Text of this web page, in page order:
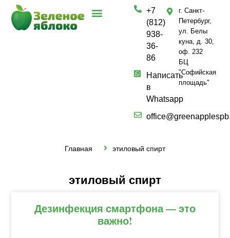
+7
(812)
938-
36-
86
Написать
в
Whatsapp
г. Санкт-
Петербург,
ул. Белы
куна, д. 30,
оф. 232
БЦ
"Софийская
площадь"
Главная этиловый спирт
этиловый спирт
Дезинфекция смартфона — это
важно!